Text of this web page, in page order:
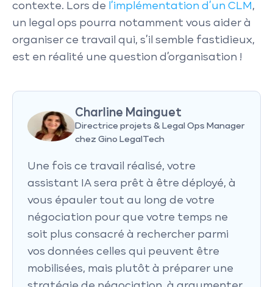
contexte. Lors de l’implémentation d’un CLM ,
un legal ops pourra notamment vous aider à
organiser ce travail qui, s’il semble fastidieux,
est en réalité une question d’organisation !
Charline Mainguet
Directrice projets & Legal Ops Manager
chez Gino LegalTech
Une fois ce travail réalisé, votre
assistant IA sera prêt à être déployé, à
vous épauler tout au long de votre
négociation pour que votre temps ne
soit plus consacré à rechercher parmi
vos données celles qui peuvent être
mobilisées, mais plutôt à préparer une